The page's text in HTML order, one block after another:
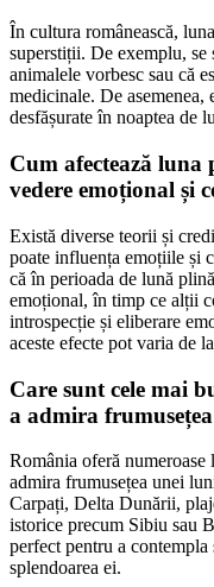
În cultura românească,
superstiții. De exemplu, se
animalele vorbesc sau că
medicinale. De asemenea,
desfășurate în noaptea de
Cum afectează
vedere emoțional și
Există diverse teorii și
poate influența emoțiile și
că în perioada de lună
emoțional, în timp ce alții
introspecție și eliberare
aceste efecte pot varia de
Care sunt cele mai
a admira
România oferă
admira frumusețea unei
Carpați, Delta Dunării,
istorice precum Sibiu sau
perfect pentru a
splendoarea ei.